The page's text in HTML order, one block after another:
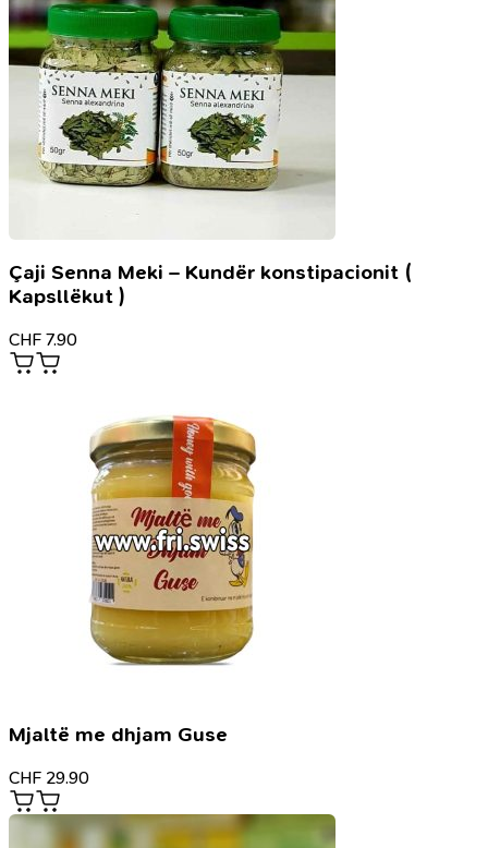
Çaji Senna Meki – Kundër konstipacionit (
Kapsllëkut )
CHF 7.90
Mjaltë me dhjam Guse
CHF 29.90